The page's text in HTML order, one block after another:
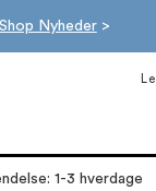
Shop Nyheder>
1-3 hverdage